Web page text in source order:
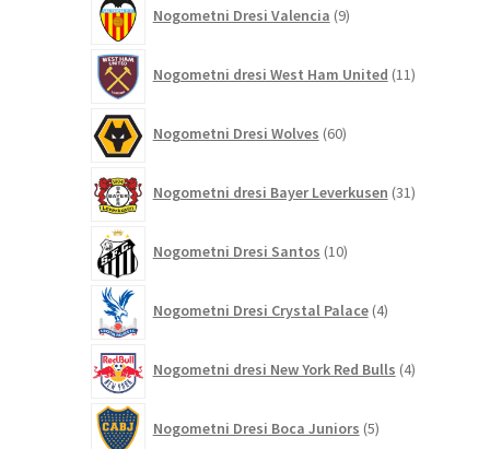
Nogometni Dresi Valencia 9izdelkov
Nogometni dresi West Ham United 11izdelkov
Nogometni Dresi Wolves 60izdelkov
Nogometni dresi Bayer Leverkusen 31izdelkov
Nogometni Dresi Santos 10izdelkov
Nogometni Dresi Crystal Palace 4izdelki
Nogometni dresi New York Red Bulls 4izdelki
Nogometni Dresi Boca Juniors 5izdelkov